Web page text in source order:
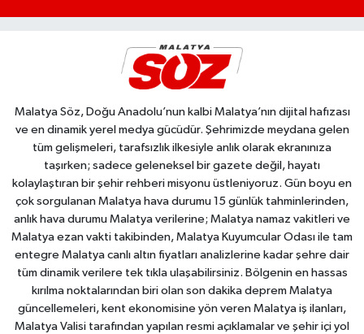
Malatya Söz, Doğu Anadolu’nun kalbi Malatya’nın dijital hafızası
ve en dinamik yerel medya gücüdür. Şehrimizde meydana gelen
tüm gelişmeleri, tarafsızlık ilkesiyle anlık olarak ekranınıza
taşırken; sadece geleneksel bir gazete değil, hayatı
kolaylaştıran bir şehir rehberi misyonu üstleniyoruz. Gün boyu en
çok sorgulanan Malatya hava durumu 15 günlük tahminlerinden,
anlık hava durumu Malatya verilerine; Malatya namaz vakitleri ve
Malatya ezan vakti takibinden, Malatya Kuyumcular Odası ile tam
entegre Malatya canlı altın fiyatları analizlerine kadar şehre dair
tüm dinamik verilere tek tıkla ulaşabilirsiniz. Bölgenin en hassas
kırılma noktalarından biri olan son dakika deprem Malatya
güncellemeleri, kent ekonomisine yön veren Malatya iş ilanları,
Malatya Valisi tarafından yapılan resmi açıklamalar ve şehir içi yol